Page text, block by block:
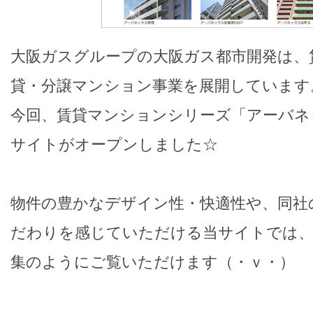
大阪ガスグループの大阪ガス都市開発は
貸・分譲マンション事業を展開していま
今回、賃貸マンションシリーズ「アーバ
サイトがオープンしました☆
物件の豊かなデザイン性・快適性や、同
だわりを感じていただける当サイトでは
集のようにご覧いただけます（・ｖ・）